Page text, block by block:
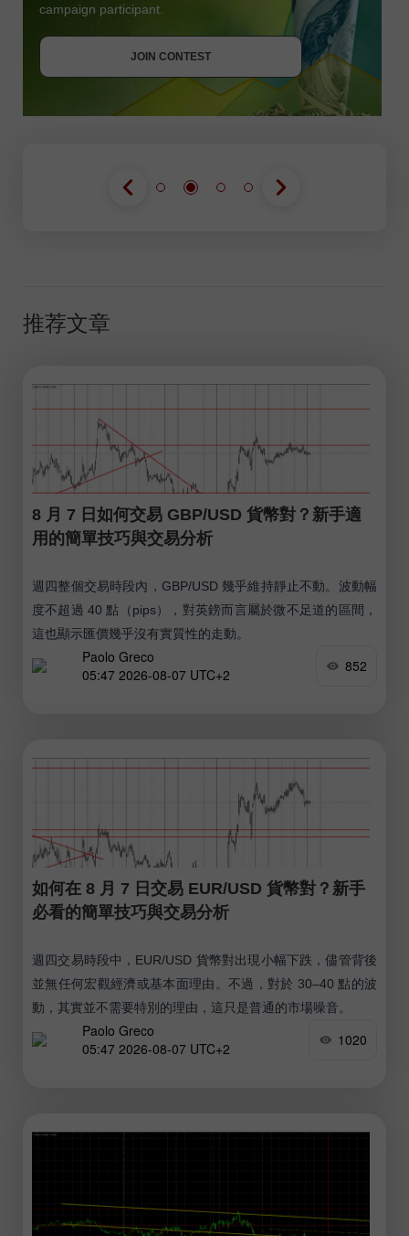
campaign participant.
JOIN CONTEST
JOIN CONTEST
GET BONUS
推荐文章
8 月 7 日如何交易 GBP/USD 貨幣對？新手適
用的簡單技巧與交易分析
週四整個交易時段內，GBP/USD 幾乎維持靜止不動。波動幅
度不超過 40 點（pips），對英鎊而言屬於微不足道的區間，
這也顯示匯價幾乎沒有實質性的走動。
Paolo Greco
05:47 2026-08-07 UTC+2
852
如何在 8 月 7 日交易 EUR/USD 貨幣對？新手
必看的簡單技巧與交易分析
週四交易時段中，EUR/USD 貨幣對出現小幅下跌，儘管背後
並無任何宏觀經濟或基本面理由。不過，對於 30–40 點的波
動，其實並不需要特別的理由，這只是普通的市場噪音。
Paolo Greco
05:47 2026-08-07 UTC+2
1020